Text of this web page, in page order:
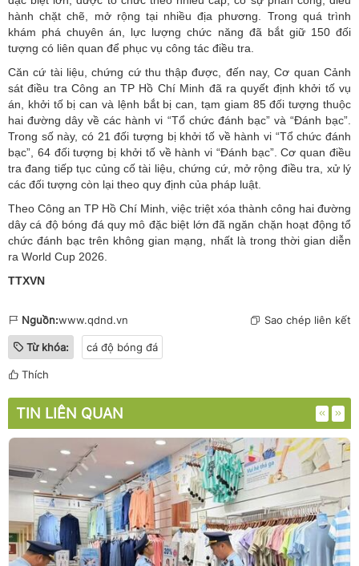
hành chặt chẽ, mở rộng tại nhiều địa phương. Trong quá trình
khám phá chuyên án, lực lượng chức năng đã bắt giữ 150 đối
tượng có liên quan để phục vụ công tác điều tra.
Căn cứ tài liệu, chứng cứ thu thập được, đến nay, Cơ quan Cảnh
sát điều tra Công an TP Hồ Chí Minh đã ra quyết định khởi tố vụ
án, khởi tố bị can và lệnh bắt bị can, tạm giam 85 đối tượng thuộc
hai đường dây về các hành vi “Tổ chức đánh bạc” và “Đánh bạc”.
Trong số này, có 21 đối tượng bị khởi tố về hành vi “Tổ chức đánh
bạc”, 64 đối tượng bị khởi tố về hành vi “Đánh bạc”. Cơ quan điều
tra đang tiếp tục củng cố tài liệu, chứng cứ, mở rộng điều tra, xử lý
các đối tượng còn lại theo quy định của pháp luật.
Theo Công an TP Hồ Chí Minh, việc triệt xóa thành công hai đường
dây cá độ bóng đá quy mô đặc biệt lớn đã ngăn chặn hoạt động tổ
chức đánh bạc trên không gian mạng, nhất là trong thời gian diễn
ra World Cup 2026
TTXVN
Nguồn:www.qdnd.vn Sao chép liên kết
Từ khóa: cá độ bóng đá
Thích
TIN LIÊN QUAN